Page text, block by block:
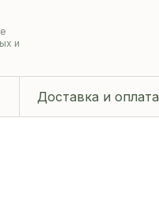
Доставка и оплата
и